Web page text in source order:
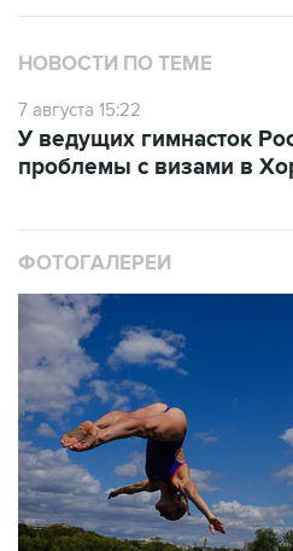
НОВОСТИ ПО ТЕМЕ
7 августа 15:22
У ведущих гимнасток
проблемы с визами в
ФОТОГАЛЕРЕИ